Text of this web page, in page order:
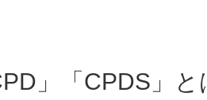
」「CPDS」と